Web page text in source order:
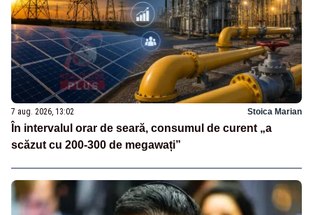
7 aug. 2026, 13:02 Stoica Marian
În intervalul orar de seară, consumul de curent „a
scăzut cu 200-300 de megawați”